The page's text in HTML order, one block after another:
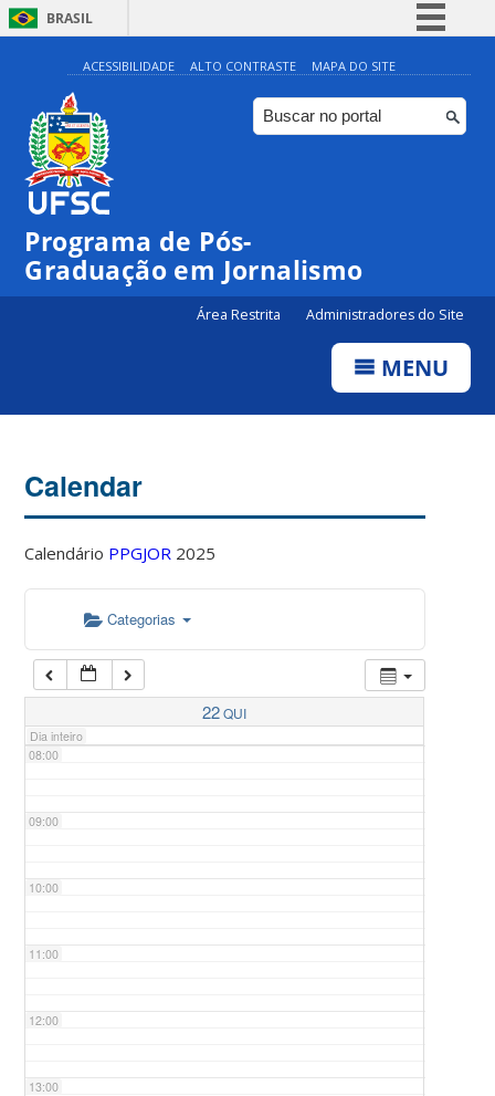
BRASIL
Simplifique!
Comunica BR
Participe
ACESSIBILIDADE ALTO CONTRASTE MAPA DO SITE
Programa de Pós-
Graduação em Jornalismo
Área Restrita Administradores do Site
MENU
Calendar
Calendário PPGJOR 2025
Categorias
22QUI
Dia inteiro
04:00
05:00
07:00
08:00
09:00
10:00
11:00
12:00
13:00